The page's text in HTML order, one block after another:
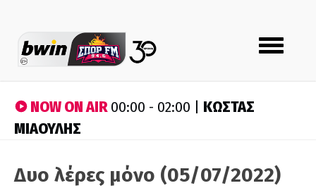
Toggle
navigation
NOW ON AIR00:00 - 02:00 | ΚΩΣΤΑΣ
ΜΙΑΟΥΛΗΣ
Δυο λέρες μόνο (05/07/2022)